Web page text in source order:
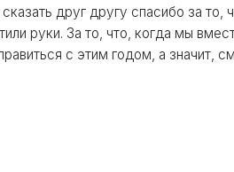
друг другу спасибо за
руки. За то, что, когда мы
с этим годом, а значит,